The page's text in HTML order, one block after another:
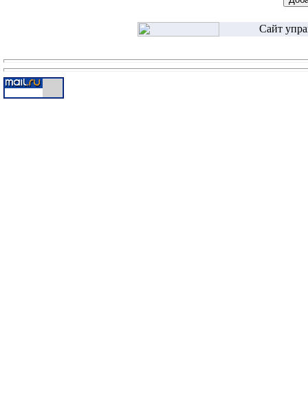
Сайт